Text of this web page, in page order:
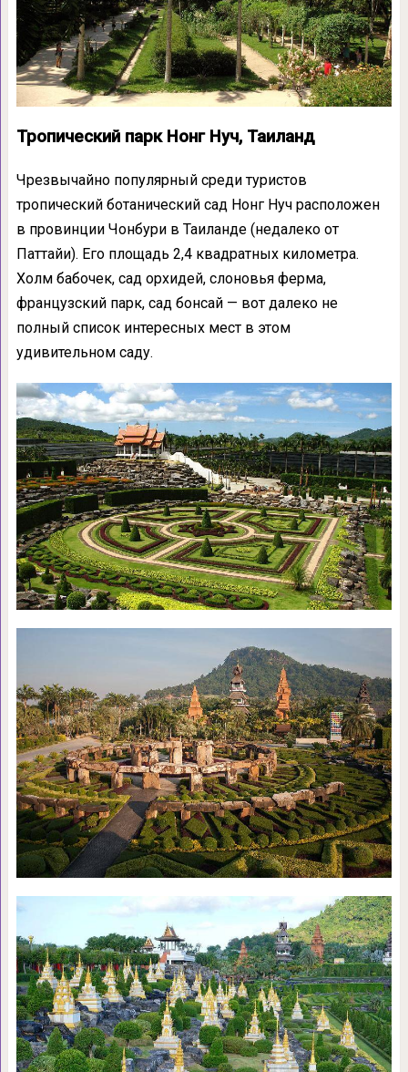
Тропический парк Нонг Нуч, Таиланд
Чрезвычайно популярный среди туристов
тропический ботанический сад Нонг Нуч расположен
в провинции Чонбури в Таиланде (недалеко от
Паттайи). Его площадь 2,4 квадратных километра.
Холм бабочек, сад орхидей, слоновья ферма,
французский парк, сад бонсай — вот далеко не
полный список интересных мест в этом
удивительном саду.